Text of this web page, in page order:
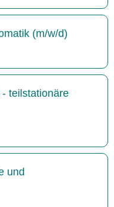
(m/w/d)
teilstationäre
und